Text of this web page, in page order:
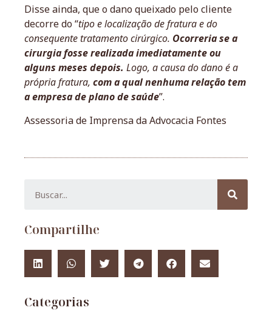
Disse ainda, que o dano queixado pelo cliente
decorre do “tipo e localização de fratura e do
consequente tratamento cirúrgico. Ocorreria se a
cirurgia fosse realizada imediatamente ou
alguns meses depois. Logo, a causa do dano é a
própria fratura, com a qual nenhuma relação tem
a empresa de plano de saúde”.
Assessoria de Imprensa da Advocacia Fontes
Compartilhe
Categorias